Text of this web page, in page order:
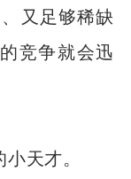
又足够稀缺
竞争就会迅
天才。